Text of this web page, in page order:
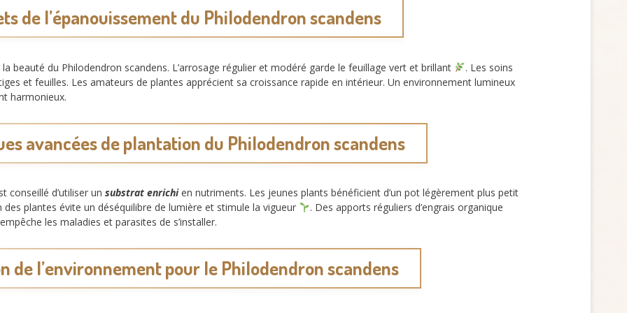
de l’épanouissement du Philodendron scandens
beauté du Philodendron scandens. L’arrosage régulier et modéré garde le feuillage vert et brillant
. Les soins
et feuilles. Les amateurs de plantes apprécient sa croissance rapide en intérieur. Un environnement lumineux
harmonieux.
avancées de plantation du Philodendron scandens
conseillé d’utiliser un substrat enrichien nutriments. Les jeunes plants bénéficient d’un pot légèrement plus petit
plantes évite un déséquilibre de lumière et stimule la vigueur
. Des apports réguliers d’engrais organique
les maladies et parasites de s’installer.
de l’environnement pour le Philodendron scandens